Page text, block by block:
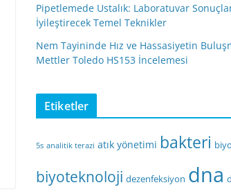
Pipetlemede Ustalık: Laboratuvar
İyileştirecek Temel Teknikler
Nem Tayininde Hız ve Hassasiyetin
Mettler Toledo HS153 İncelemesi
Etiketler
5s analitik terazi atık yönetimi bakteri
biyoteknoloji dezenfeksiyon dna